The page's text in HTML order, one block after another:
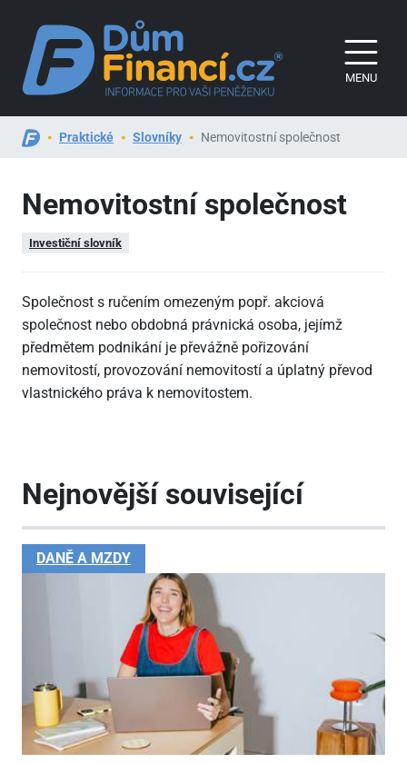
MENU
Praktické Slovníky Nemovitostní společnost
Nemovitostní společnost
Investiční slovník
Společnost s ručením omezeným popř. akciová
společnost nebo obdobná právnická osoba, jejímž
předmětem podnikání je převážně pořizování
nemovitostí, provozování nemovitostí a úplatný převod
vlastnického práva k nemovitostem.
Nejnovější související
DANĚ A MZDY